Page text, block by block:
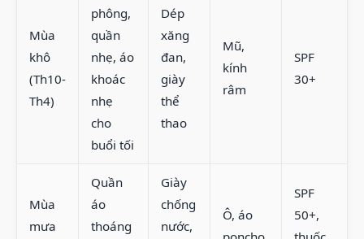
Mùa
khô
(Th10-
Th4)
phông,
quần
nhẹ, áo
khoác
nhẹ
cho
buổi tối
Dép
xăng
đan,
giày
thể
thao
Mũ,
kính
râm
SPF
30+
Mùa
mưa
Quần
áo
thoáng
Giày
chống
nước,
Ô, áo
SPF
50+,